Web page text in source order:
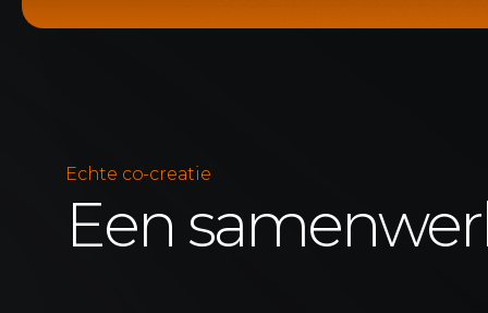
Echte co-creatie
Een